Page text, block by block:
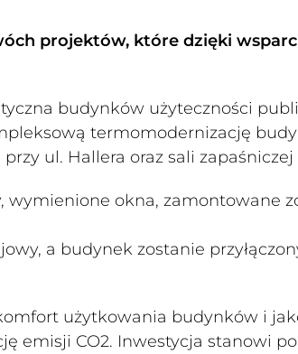
projektów, które dzięki
budynków użyteczności
termomodernizację
ul. Hallera oraz sali
wymienione okna, zamontowane
a budynek zostanie
użytkowania budynków i
emisji CO2. Inwestycja stanowi